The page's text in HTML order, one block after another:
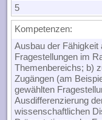
5
Kompetenzen:
Ausbau der
Fragestellungen im
Themenbereichs; b)
Zugängen (am
gewählten
Ausdifferenzierung
wissenschaftlichen